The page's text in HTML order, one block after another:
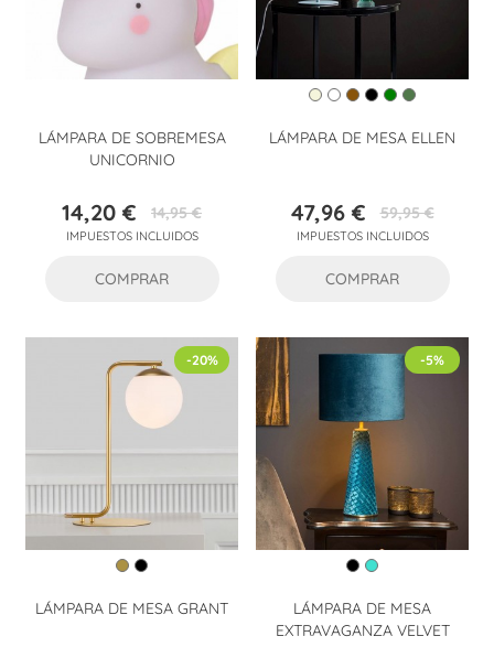
LÁMPARA DE SOBREMESA
UNICORNIO
Precio
14,20 €Precio
base
14,95 €
IMPUESTOS INCLUIDOS
COMPRAR
LÁMPARA DE MESA ELLEN
Precio
47,96 €Precio
base
59,95 €
IMPUESTOS INCLUIDOS
COMPRAR
LÁMPARA DE MESA GRANT
-20%
LÁMPARA DE MESA
EXTRAVAGANZA VELVET
-5%